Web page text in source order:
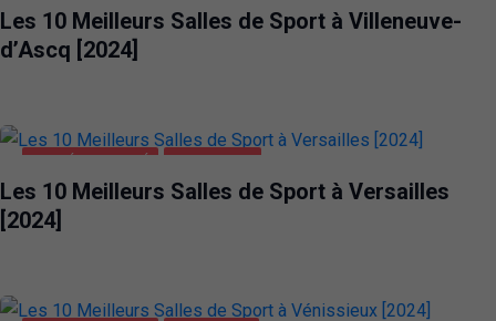
Les 10 Meilleurs Salles de Sport à Villeneuve-
d’Ascq [2024]
SANTÉ ET BEAUTÉ VERSAILLES
Les 10 Meilleurs Salles de Sport à Versailles
[2024]